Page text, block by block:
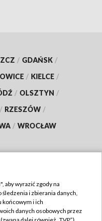
/ GDAŃSK /
/ KIELCE /
/ OLSZTYN /
/ RZESZÓW /
/ WROCŁAW
TVP
aby wyrazić zgody na
i zbierania danych,
końcowym i ich
danych osobowych przez